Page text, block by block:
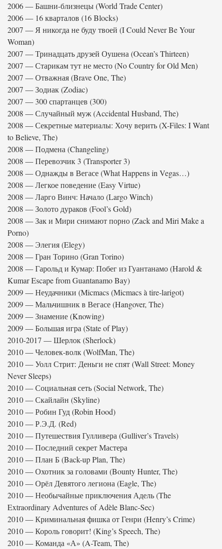
2006 — Башни-близнецы (World Trade Center)
2006 — 16 кварталов (16 Blocks)
2007 — Я никогда не буду твоей (I Could Never Be Your
Woman)
2007 — Тринадцать друзей Оушена (Ocean’s Thirteen)
2007 — Старикам тут не место (No Country for Old Men)
2007 — Отважная (Brave One, The)
2007 — Зодиак (Zodiac)
2007 — 300 спартанцев (300)
2008 — Случайный муж (Accidental Husband, The)
2008 — Секретные материалы: Хочу верить (X-Files: I Want
to Believe, The)
2008 — Подмена (Changeling)
2008 — Перевозчик 3 (Transporter 3)
2008 — Однажды в Вегасе (What Happens in Vegas…)
2008 — Легкое поведение (Easy Virtue)
2008 — Ларго Винч: Начало (Largo Winch)
2008 — Золото дураков (Fool’s Gold)
2008 — Зак и Мири снимают порно (Zack and Miri Make a
Porno)
2008 — Элегия (Elegy)
2008 — Гран Торино (Gran Torino)
2008 — Гарольд и Кумар: Побег из Гуантанамо (Harold &
Kumar Escape from Guantanamo Bay)
2009 — Неудачники (Micmacs (Micmacs à tire-larigot)
2009 — Мальчишник в Вегасе (Hangover, The)
2009 — Знамение (Knowing)
2009 — Большая игра (State of Play)
2010-2017 — Шерлок (Sherlock)
2010 — Человек-волк (WolfMan, The)
2010 — Уолл Стрит: Деньги не спят (Wall Street: Money
Never Sleeps)
2010 — Социальная сеть (Social Network, The)
2010 — Скайлайн (Skyline)
2010 — Робин Гуд (Robin Hood)
2010 — Р.Э.Д. (Red)
2010 — Путешествия Гулливера (Gulliver’s Travels)
2010 — Последний секрет Мастера
2010 — План Б (Back-up Plan, The)
2010 — Охотник за головами (Bounty Hunter, The)
2010 — Орёл Девятого легиона (Eagle, The)
2010 — Необычайные приключения Адель (The
Extraordinary Adventures of Adèle Blanc-Sec)
2010 — Криминальная фишка от Генри (Henry’s Crime)
2010 — Король говорит! (King’s Speech, The)
2010 — Команда «А» (A-Team, The)